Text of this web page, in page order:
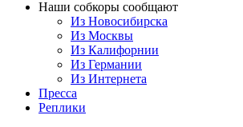
Наши собкоры сообщают
Из Новосибирска
Из Москвы
Из Калифорнии
Из Германии
Из Интернета
Пресса
Реплики